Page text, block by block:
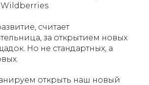
Wildberries
считает
за открытием новых
Но не стандартных, а
открыть наш новый